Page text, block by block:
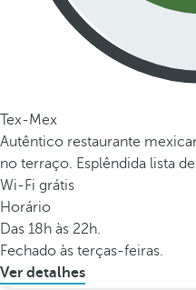
Tex-Mex
Autêntico restaurante
no terraço. Esplêndida lista
Wi-Fi grátis
Horário
Das 18h às 22h.
Fechado às terças-feiras.
Ver detalhes